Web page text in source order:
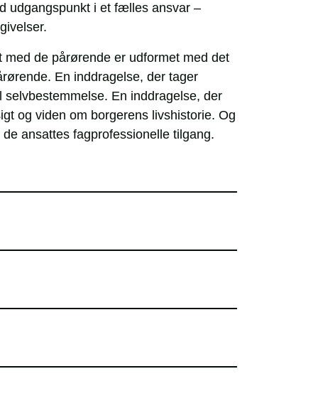
udgangspunkt i et fælles ansvar –
de pårørende er udformet med det
En inddragelse, der tager
En inddragelse, der
og viden om borgerens livshistorie. Og
ansattes fagprofessionelle tilgang.